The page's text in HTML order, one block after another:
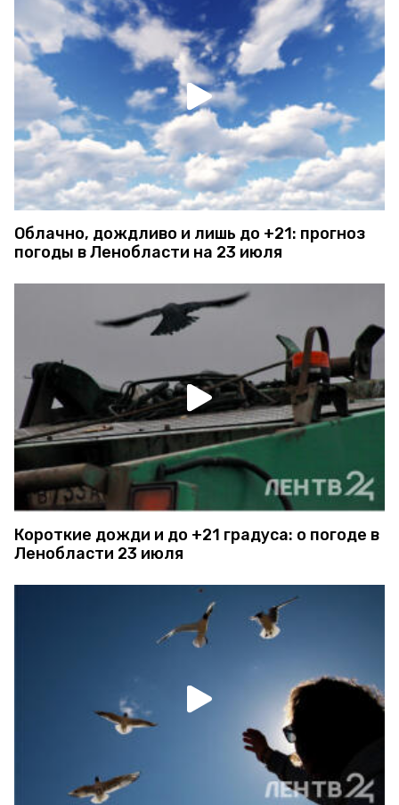
Облачно, дождливо и лишь до +21: прогноз
погоды в Ленобласти на 23 июля
Короткие дожди и до +21 градуса: о погоде в
Ленобласти 23 июля